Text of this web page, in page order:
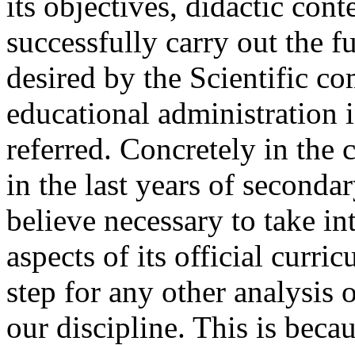
successfully carry out the
desired by the Scientific
educational administration
referred. Concretely in the
in the last years of
believe necessary to take
aspects of its official
step for any other analysis
our discipline. This is